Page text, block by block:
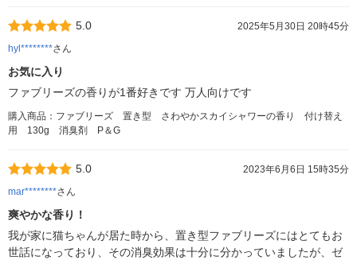
5.0
2025年5月30日 20時45分
hyl********さん
お気に入り
ファブリーズの香りが1番好きです 万人向けです
購入商品：ファブリーズ 置き型 さわやかスカイシャワーの香り 付け替え
用 130g 消臭剤 P＆G
5.0
2023年6月6日 15時35分
mar********さん
爽やかな香り！
我が家に猫ちゃんが居た時から、置き型ファブリーズにはとてもお
世話になっており、その消臭効果は十分に分かっていましたが、ゼ